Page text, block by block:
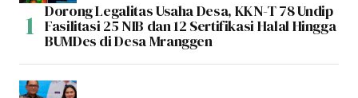
Dorong Legalitas Usaha Desa, KKN-T 78 Undip
Fasilitasi 25 NIB dan 12 Sertifikasi Halal Hingga
BUMDes di Desa Mranggen